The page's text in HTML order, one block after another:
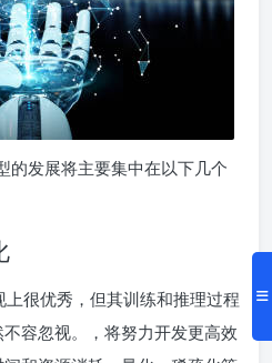
的发展将主要集中在以下几个
很优秀，但其训练和推理过程
容忽视。，将努力开发更高效